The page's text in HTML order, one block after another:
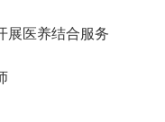
展医养结合服务